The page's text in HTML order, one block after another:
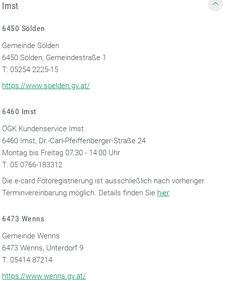
Imst
6450 Sölden
Gemeinde Sölden
6450 Sölden, Gemeindestraße 1
T: 05254 2225-15
https://www.soelden.gv.at/
6460 Imst
ÖGK Kundenservice Imst
6460 Imst, Dr.-Carl-Pfeiffenberger-Straße 24
Montag bis Freitag 07:30 - 14:00 Uhr
T: 05 0766-183312
Die e-card Fotoregistrierung ist ausschließlich nach vorheriger
Terminvereinbarung möglich. Details finden Sie hier.
6473 Wenns
Gemeinde Wenns
6473 Wenns, Unterdorf 9
T: 05414 87214
https://www.wenns.gv.at/